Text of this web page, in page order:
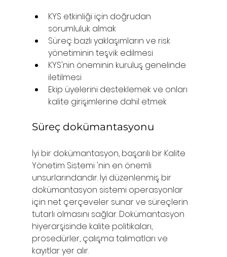
KYS etkinliği için doğrudan
sorumluluk almak
Süreç bazlı yaklaşımların ve risk
yönetiminin teşvik edilmesi
KYS'nin öneminin kuruluş genelinde
iletilmesi
Ekip üyelerini desteklemek ve onları
kalite girişimlerine dahil etmek
Süreç dokümantasyonu
İyi bir dokümantasyon, başarılı bir Kalite
Yönetim Sistemi 'nin en önemli
unsurlarındandır. İyi düzenlenmiş bir
dokümantasyon sistemi operasyonlar
için net çerçeveler sunar ve süreçlerin
tutarlı olmasını sağlar. Dokümantasyon
hiyerarşisinde kalite politikaları,
prosedürler, çalışma talimatları ve
kayıtlar yer alır.